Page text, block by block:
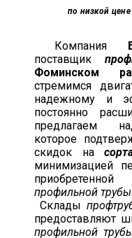
по низкой
Компания
поставщик
Фоминском
стремимся
надежному и
постоянно
предлагаем
которое
скидок на
минимизацией
профильной трубы
Склады
предоставляют
профильной